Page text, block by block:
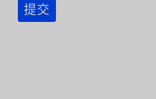
提交